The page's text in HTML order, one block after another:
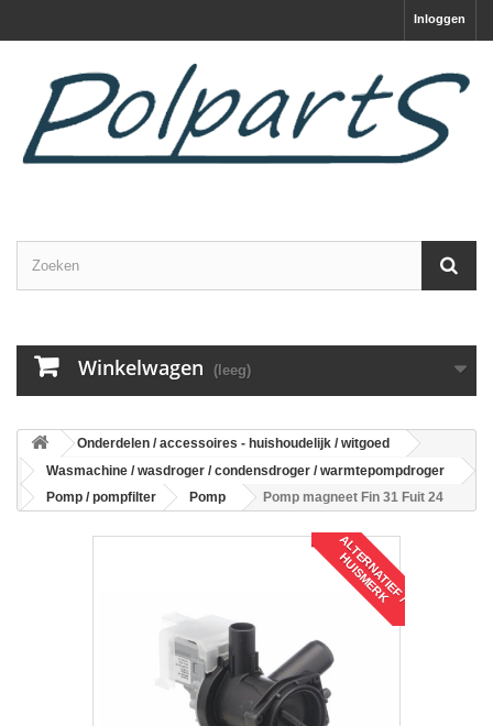
Inloggen
Winkelwagen (leeg)
Onderdelen / accessoires - huishoudelijk / witgoed
Wasmachine / wasdroger / condensdroger / warmtepompdroger
Pomp / pompfilter
Pomp Pomp magneet Fin 31 Fuit 24
A
L
T
E
R
N
A
T
I
E
F
/
H
U
I
S
M
E
R
K